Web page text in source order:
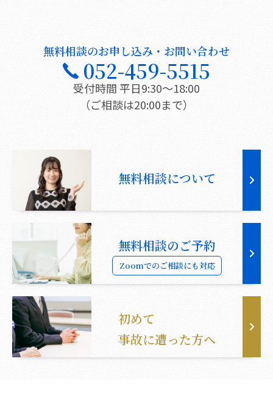
無料相談のお申し込み・お問い合わせ
052-459-5515
受付時間 平日9:30〜18:00
（ご相談は20:00まで）
無料相談について
無料相談のご予約
Zoomでのご相談にも対応
初めて
事故に遭った方へ